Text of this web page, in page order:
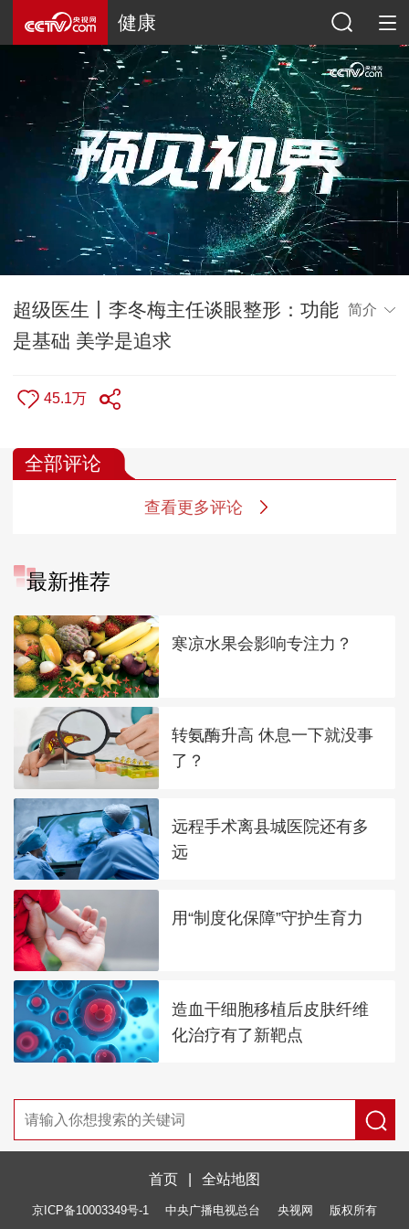
健康
超级医生丨李冬梅主任谈眼整形：功能
是基础 美学是追求
简介
45.1万
全部评论
查看更多评论
最新推荐
寒凉水果会影响专注力？
转氨酶升高 休息一下就没事
了？
远程手术离县城医院还有多
远
用“制度化保障”守护生育力
造血干细胞移植后皮肤纤维
化治疗有了新靶点
首页 全站地图
京ICP备10003349号-1 中央广播电视总台 央视网 版权所有